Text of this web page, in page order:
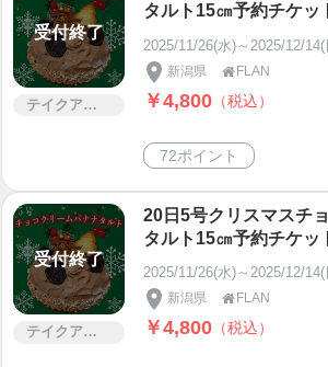
受付終了
テイクアウト
タルト15㎝予約チケッ
2025/11/26(水)～2025/12/14(
新潟県  FLAN
￥4,800 （税込）
72ポイント
受付終了
テイクアウト
20日5号クリスマスチ
タルト15㎝予約チケッ
2025/11/26(水)～2025/12/14(
新潟県  FLAN
￥4,800 （税込）